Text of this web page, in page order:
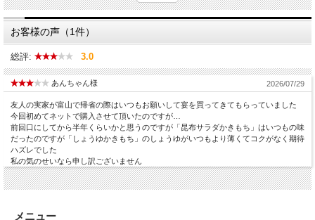
お客様の声（1件）
総評: 3.0
あんちゃん様 2026/07/29
友人の実家が富山で帰省の際はいつもお願いして宴を買ってきてもらっていました
今回初めてネットで購入させて頂いたのですが…
前回口にしてから半年くらいかと思うのですが「昆布サラダかきもち」はいつもの味
だったのですが「しょうゆかきもち」のしょうゆがいつもより薄くてコクがなく期待
ハズレでした
私の気のせいなら申し訳ございません
メニュー